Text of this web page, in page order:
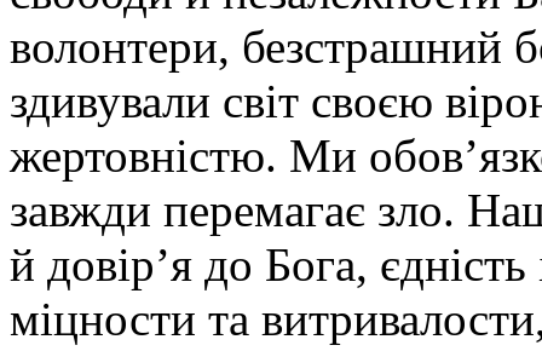
волонтери, безстрашний
здивували світ своєю
жертовністю. Ми
завжди перемагає зло.
й довір’я до Бога,
міцности та